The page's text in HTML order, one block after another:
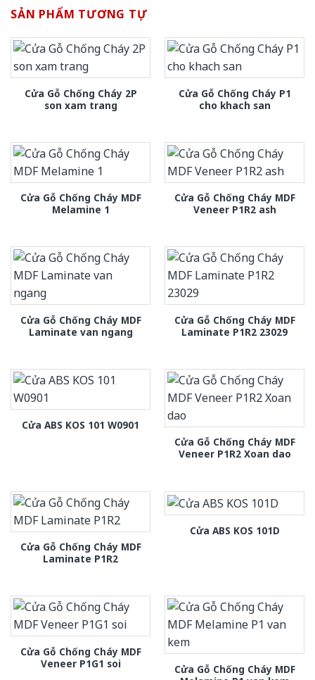
SẢN PHẨM TƯƠNG TỰ
Cửa Gỗ Chống Cháy 2P
son xam trang
Cửa Gỗ Chống Cháy P1
cho khach san
Cửa Gỗ Chống Cháy MDF
Melamine 1
Cửa Gỗ Chống Cháy MDF
Veneer P1R2 ash
Cửa Gỗ Chống Cháy MDF
Laminate van ngang
Cửa Gỗ Chống Cháy MDF
Laminate P1R2 23029
Cửa ABS KOS 101 W0901
Cửa Gỗ Chống Cháy MDF
Veneer P1R2 Xoan dao
Cửa Gỗ Chống Cháy MDF
Laminate P1R2
Cửa ABS KOS 101D
Cửa Gỗ Chống Cháy MDF
Veneer P1G1 soi
Cửa Gỗ Chống Cháy MDF